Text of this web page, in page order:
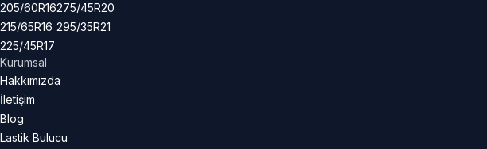
205/60R16
215/65R16
225/45R17
275/45R20
295/35R21
Kurumsal
Hakkımızda
İletişim
Blog
Lastik Bulucu